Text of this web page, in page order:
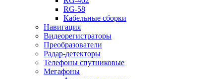
RG-58
Кабельные сборки
Навигация
Видеорегистраторы
Преобразователи
Радар-детекторы
Телефоны спутниковые
Мегафоны